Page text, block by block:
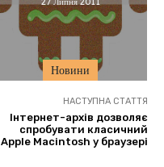
Новини
НАСТУПНА СТАТТЯ
Інтернет-архів дозволяє
спробувати класичний
Apple Macintosh у браузері